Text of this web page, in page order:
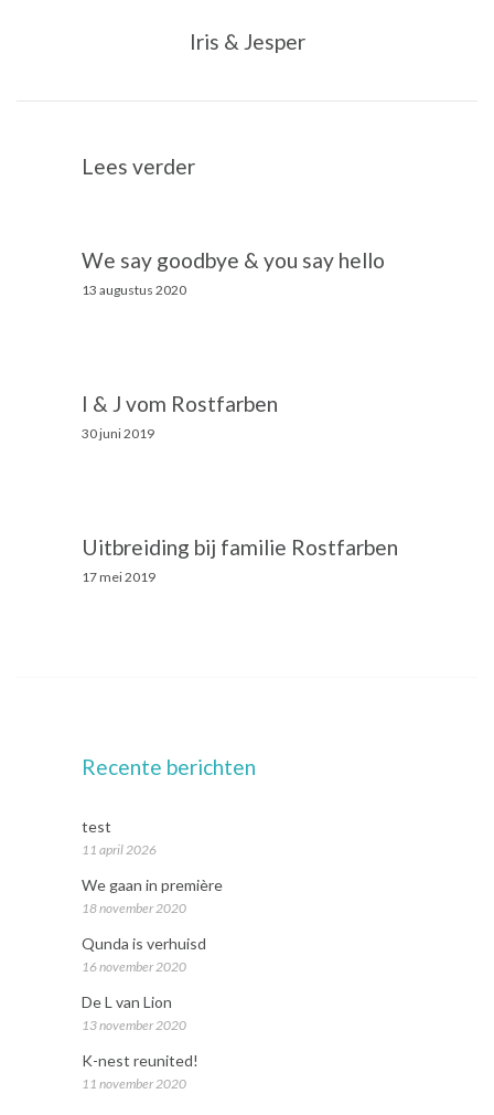
Iris & Jesper
Lees verder
We say goodbye & you say hello
13 augustus 2020
I & J vom Rostfarben
30 juni 2019
Uitbreiding bij familie Rostfarben
17 mei 2019
Recente berichten
test
11 april 2026
We gaan in première
18 november 2020
Qunda is verhuisd
16 november 2020
De L van Lion
13 november 2020
K-nest reunited!
11 november 2020